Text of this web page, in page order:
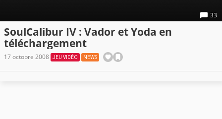
33
SoulCalibur IV : Vador et Yoda en
téléchargement
17 octobre 2008 JEU VIDÉO NEWS